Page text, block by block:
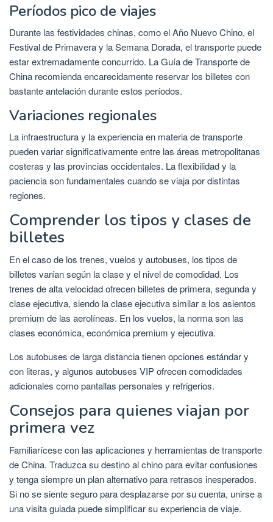
Períodos pico de viajes
Durante las festividades chinas, como el Año Nuevo Chino, el
Festival de Primavera y la Semana Dorada, el transporte puede
estar extremadamente concurrido. La Guía de Transporte de
China recomienda encarecidamente reservar los billetes con
bastante antelación durante estos períodos.
Variaciones regionales
La infraestructura y la experiencia en materia de transporte
pueden variar significativamente entre las áreas metropolitanas
costeras y las provincias occidentales. La flexibilidad y la
paciencia son fundamentales cuando se viaja por distintas
regiones.
Comprender los tipos y clases de
billetes
En el caso de los trenes, vuelos y autobuses, los tipos de
billetes varían según la clase y el nivel de comodidad. Los
trenes de alta velocidad ofrecen billetes de primera, segunda y
clase ejecutiva, siendo la clase ejecutiva similar a los asientos
premium de las aerolíneas. En los vuelos, la norma son las
clases económica, económica premium y ejecutiva.
Los autobuses de larga distancia tienen opciones estándar y
con literas, y algunos autobuses VIP ofrecen comodidades
adicionales como pantallas personales y refrigerios.
Consejos para quienes viajan por
primera vez
Familiarícese con las aplicaciones y herramientas de transporte
de China. Traduzca su destino al chino para evitar confusiones
y tenga siempre un plan alternativo para retrasos inesperados.
Si no se siente seguro para desplazarse por su cuenta, unirse a
una visita guiada puede simplificar su experiencia de viaje.